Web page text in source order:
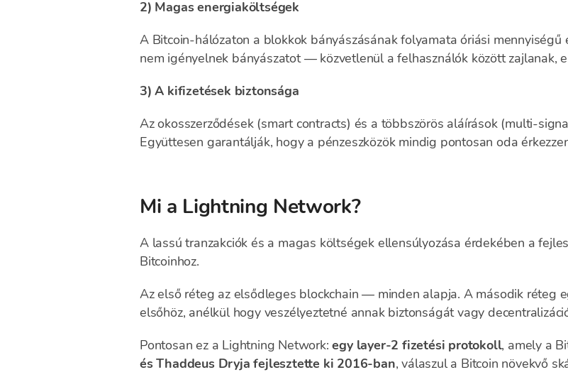
2) Magas energiaköltségek
A Bitcoin-hálózaton a blokkok bányászásának folyamata óriási
nem igényelnek bányászatot — közvetlenül a felhasználók között zajlanak,
3) A kifizetések biztonsága
Az okosszerződések (smart contracts) és a többszörös aláírások (multi-
Együttesen garantálják, hogy a pénzeszközök mindig pontosan oda
Mi a Lightning Network?
A lassú tranzakciók és a magas költségek ellensúlyozása érdekében a
Bitcoinhoz.
Az első réteg az elsődleges blockchain — minden alapja. A második réteg
elsőhöz, anélkül hogy veszélyeztetné annak biztonságát vagy
Pontosan ez a Lightning Network:egy layer-2 fizetési protokoll, amely a
és Thaddeus Dryja fejlesztette ki 2016-ban, válaszul a Bitcoin növekvő